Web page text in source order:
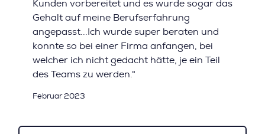
Kunden vorbereitet und es wurde sogar das
Gehalt auf meine Berufserfahrung
angepasst...Ich wurde super beraten und
konnte so bei einer Firma anfangen, bei
welcher ich nicht gedacht hätte, je ein Teil
des Teams zu werden."
Februar 2023